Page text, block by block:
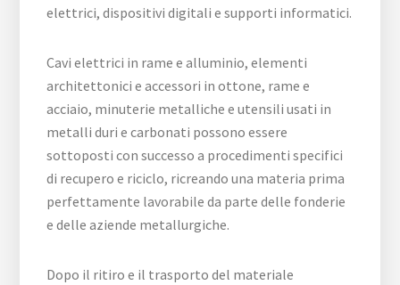
elettrici, dispositivi digitali e supporti informatici.
Cavi elettrici in rame e alluminio, elementi
architettonici e accessori in ottone, rame e
acciaio, minuterie metalliche e utensili usati in
metalli duri e carbonati possono essere
sottoposti con successo a procedimenti specifici
di recupero e riciclo, ricreando una materia prima
perfettamente lavorabile da parte delle fonderie
e delle aziende metallurgiche.
Dopo il ritiro e il trasporto del materiale